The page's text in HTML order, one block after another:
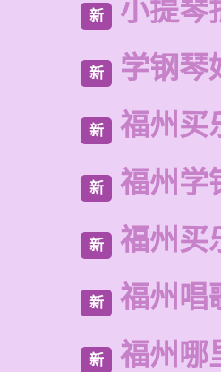
新 小提琴
新 学钢琴
新 福州买
新 福州学
新 福州买
新 福州唱
新 福州哪